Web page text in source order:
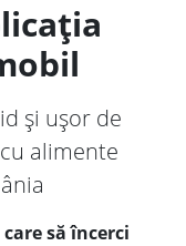
și ușor de
alimente
să încerci